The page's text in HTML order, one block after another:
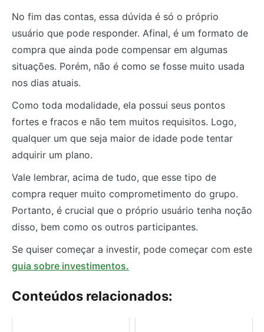
No fim das contas, essa dúvida é só o próprio
usuário que pode responder. Afinal, é um formato de
compra que ainda pode compensar em algumas
situações. Porém, não é como se fosse muito usada
nos dias atuais.
Como toda modalidade, ela possui seus pontos
fortes e fracos e não tem muitos requisitos. Logo,
qualquer um que seja maior de idade pode tentar
adquirir um plano.
Vale lembrar, acima de tudo, que esse tipo de
compra requer muito comprometimento do grupo.
Portanto, é crucial que o próprio usuário tenha noção
disso, bem como os outros participantes.
Se quiser começar a investir, pode começar com este
guia sobre investimentos.
Conteúdos relacionados: